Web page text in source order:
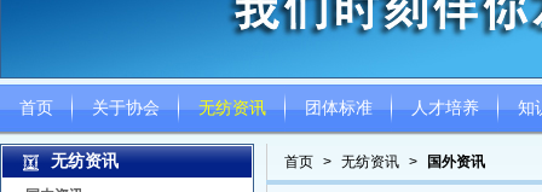
首页 关于协会 无纺资讯 团体标准 人才培养 知
首页 > 无纺资讯 > 国外资讯
无纺资讯